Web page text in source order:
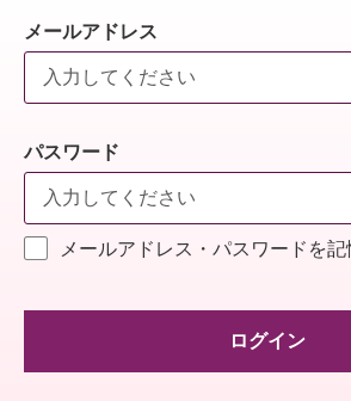
メールアドレス
パスワード
メールアドレス・パスワードを記
ログイン